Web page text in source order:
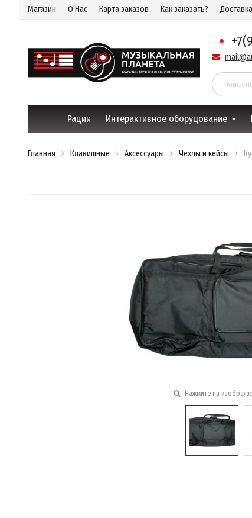
Магазин О Нас Карта заказов Как заказать?
Рации Интерактивное оборудование
Главная Клавишные Аксессуары Чехлы и кейсы
Нажмите на